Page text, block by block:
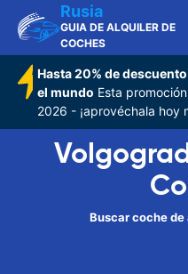
Rusia
GUIA DE ALQUILER DE
COCHES
Hasta 20% de
el mundo Esta
2026 - ¡aprovéchala hoy
Buscar coche